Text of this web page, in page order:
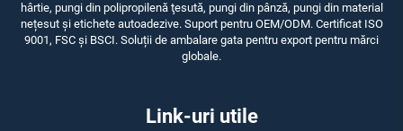
hârtie, pungi din polipropilenă ţesută, pungi din pânză, pungi din material
nețesut și etichete autoadezive. Suport pentru OEM/ODM. Certificat ISO
9001, FSC și BSCI. Soluții de ambalare gata pentru export pentru mărci
globale.
Link-uri utile